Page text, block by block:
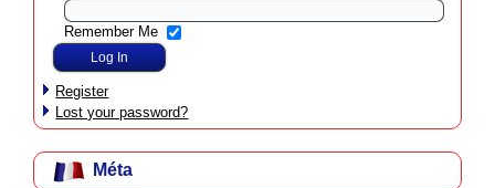
Remember Me
Register
Lost your password?
Méta